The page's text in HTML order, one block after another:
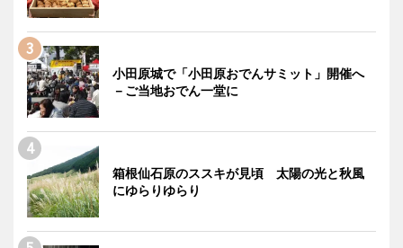
小田原城で「小田原おでんサミット」開催へ
－ご当地おでん一堂に
箱根仙石原のススキが見頃 太陽の光と秋風
にゆらりゆらり